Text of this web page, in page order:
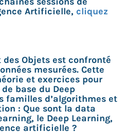
Artificielle, cliquez
des Objets est confronté
mesurées. Cette
et exercices pour
base du Deep
familles d’algorithmes et
: Que sont la data
le Deep Learning,
artificielle ?